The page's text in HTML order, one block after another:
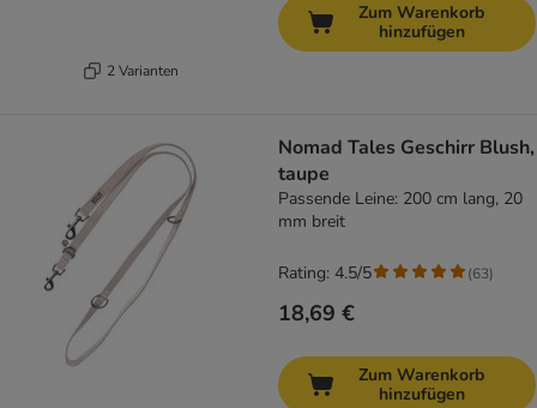
2 Varianten
Zum Warenkorb
hinzufügen
Nomad Tales Geschirr Blush,
taupe
Passende Leine: 200 cm lang, 20
mm breit
18,69 €
Rating: 4.5/5 (63)
Zum Warenkorb
hinzufügen